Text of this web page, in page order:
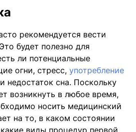
рекомендуется вести
будет полезно для
ли потенциальные
огни, стресс, употребление
недостаток сна. Поскольку
возникнуть в любое время,
носить медицинский
на то, в каком состоянии
виды процедур первой